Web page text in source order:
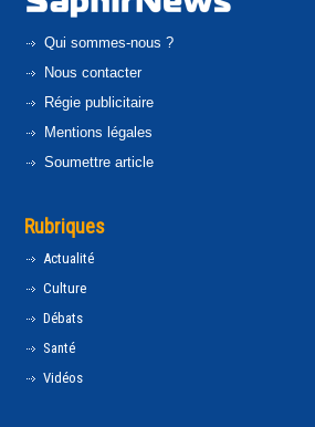
Qui sommes-nous ?
Nous contacter
Régie publicitaire
Mentions légales
Soumettre article
Rubriques
Actualité
Culture
Débats
Santé
Vidéos